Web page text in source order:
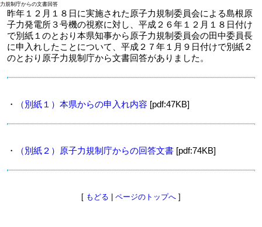
力規制庁からの文書回答
昨年１２月１８日に実施された原子力規制委員会による島根原
子力発電所３号機の視察に対し、平成２６年１２月１８日付け
で別紙１のとおり本県知事から原子力規制委員会の田中委員長
に申入れしたことについて、平成２７年１月９日付けで別紙２
のとおり原子力規制庁から文書回答がありました。
・ （別紙１）本県からの申入れ内容 [pdf:47KB]
・ （別紙２）原子力規制庁からの回答文書 [pdf:74KB]
[ もどる ページのトップへ ]